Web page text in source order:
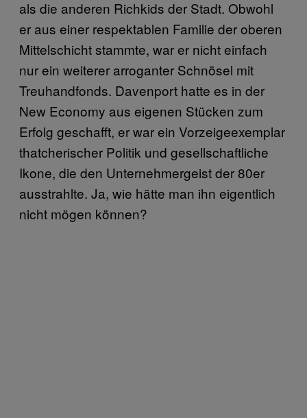
als die anderen Richkids der Stadt. Obwohl
er aus einer respektablen Familie der oberen
Mittelschicht stammte, war er nicht einfach
nur ein weiterer arroganter Schnösel mit
Treuhandfonds. Davenport hatte es in der
New Economy aus eigenen Stücken zum
Erfolg geschafft, er war ein Vorzeigeexemplar
thatcherischer Politik und gesellschaftliche
Ikone, die den Unternehmergeist der 80er
ausstrahlte. Ja, wie hätte man ihn eigentlich
nicht mögen können?